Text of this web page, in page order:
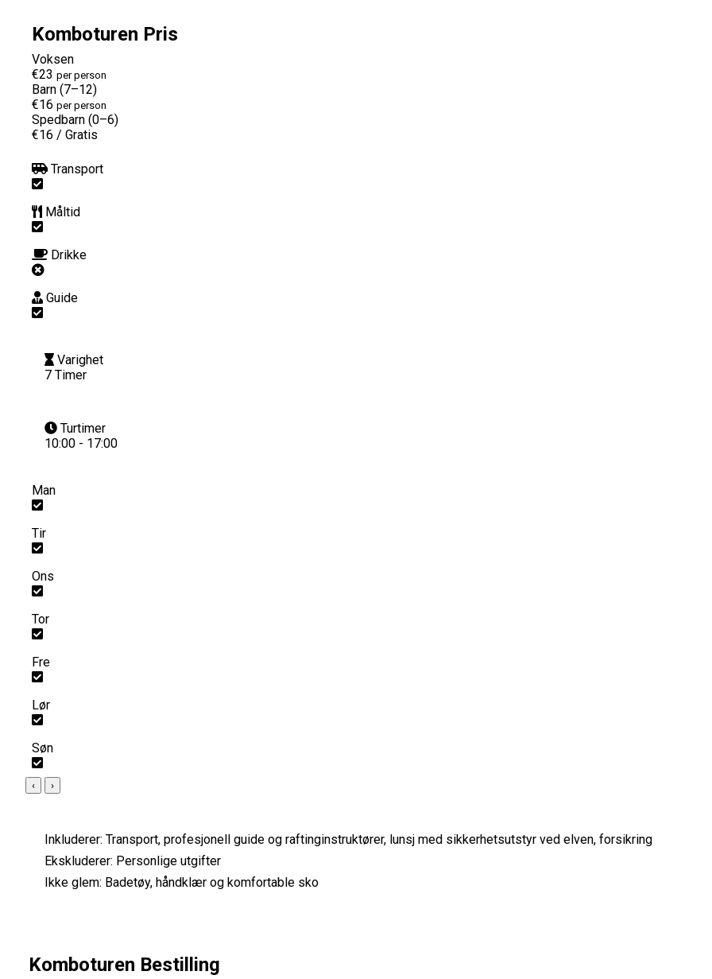
Komboturen Pris
Voksen
€23 per person
Barn (7–12)
€16 per person
Spedbarn (0–6)
€16 / Gratis
Transport
Måltid
Drikke
Guide
Varighet
7 Timer
Turtimer
10:00 - 17:00
Man
Tir
Ons
Tor
Fre
Lør
Søn
‹ ›
Inkluderer: Transport, profesjonell guide og raftinginstruktører, lunsj med sikkerhetsutstyr ved elven, forsikring
Ekskluderer: Personlige utgifter
Ikke glem: Badetøy, håndklær og komfortable sko
Komboturen Bestilling